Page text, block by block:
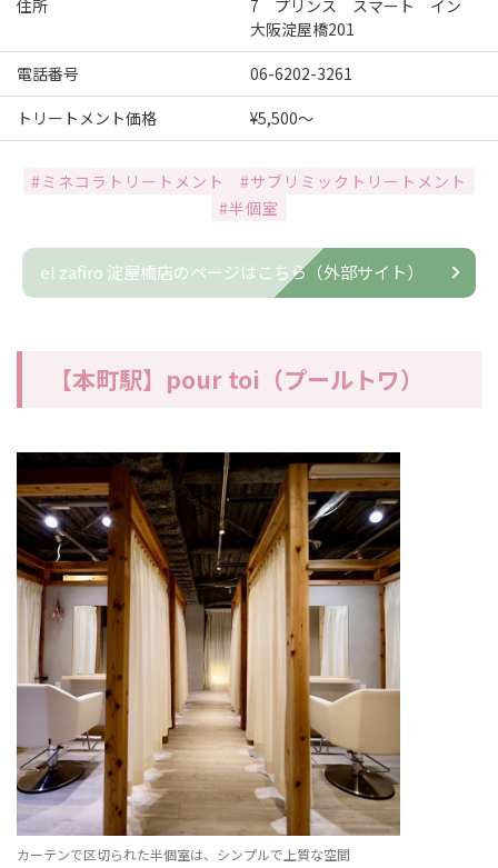
住所
7 プリンス スマート イン
大阪淀屋橋201
電話番号
06-6202-3261
トリートメント価格
¥5,500～
#ミネコラトリートメント
#サブリミックトリートメント
#半個室
el zafiro 淀屋橋店のページはこちら（外部サイト）
【本町駅】pour toi（プールトワ）
カーテンで区切られた半個室は、シンプルで上質な空間